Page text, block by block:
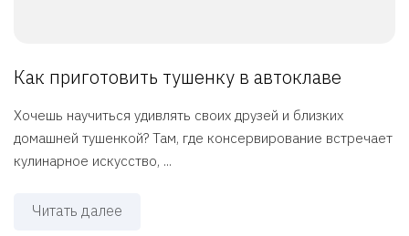
Как приготовить тушенку в автоклаве
Хочешь научиться удивлять своих друзей и близких
домашней тушенкой? Там, где консервирование встречает
кулинарное искусство, ...
Читать далее